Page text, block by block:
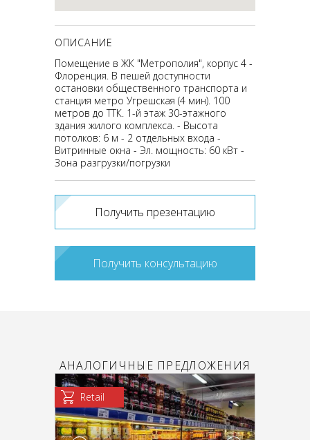
ОПИСАНИЕ
Помещение в ЖК "Метрополия", корпус 4 -
Флоренция. В пешей доступности
остановки общественного транспорта и
станция метро Угрешская (4 мин). 100
метров до ТТК. 1-й этаж 30-этажного
здания жилого комплекса. - Высота
потолков: 6 м - 2 отдельных входа -
Витринные окна - Эл. мощность: 60 кВт -
Зона разгрузки/погрузки
Получить презентацию
Получить консультацию
АНАЛОГИЧНЫЕ ПРЕДЛОЖЕНИЯ
Retail